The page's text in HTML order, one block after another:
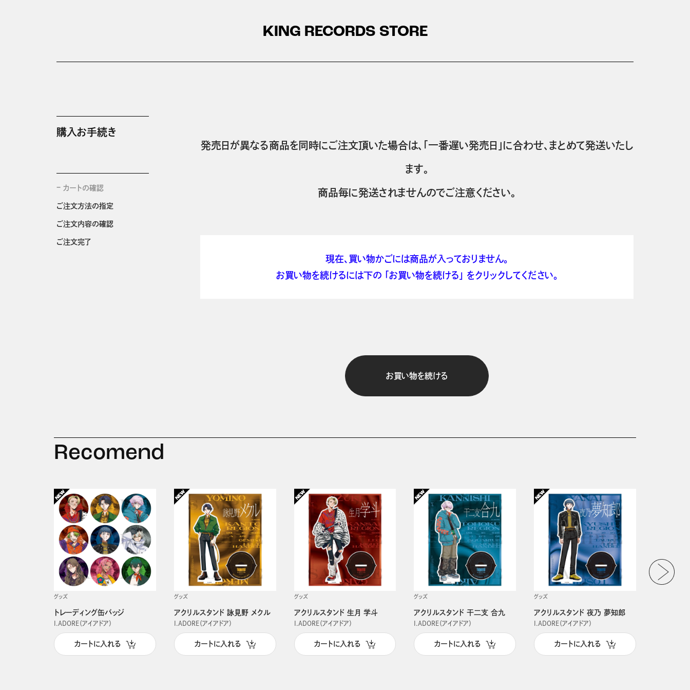
KING RECORDS STORE
購入お手続き
カートの確認
ご注文方法の指定
ご注文内容の確認
ご注文完了
発売日が異なる商品を同時にご注文頂いた場合は、「一番遅い発売日」に合わせ、まとめて発送いたし
ます。
商品毎に発送されませんのでご注意ください。
現在、買い物かごには商品が入っておりません。
お買い物を続けるには下の 「お買い物を続ける」 をクリックしてください。
お買い物を続ける
Recomend
グッズ
トレーディング缶バッジ
I.ADORE（アイアドア）
カートに入れる
グッズ
アクリルスタンド 詠見野 メクル
I.ADORE（アイアドア）
カートに入れる
グッズ
アクリルスタンド 生月 学斗
I.ADORE（アイアドア）
カートに入れる
グッズ
アクリルスタンド 干二支 合九
I.ADORE（アイアドア）
カートに入れる
グッズ
アクリルスタンド 夜乃 夢知郎
I.ADORE（アイアドア）
カートに入れる